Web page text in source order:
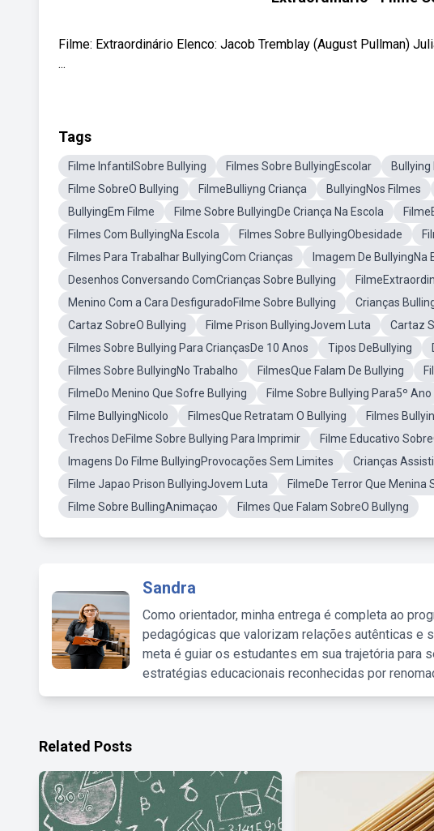
Filme: Extraordinário Elenco: Jacob Tremblay (August Pullman)
...
Tags
Filme InfantilSobre Bullying Filmes Sobre BullyingEscolar Bullying
Filme SobreO Bullying
FilmeBulliyng Criança BullyingNos Filmes
BullyingEm Filme
Filme Sobre BullyingDe Criança Na Escola
Filmes Com BullyingNa Escola
Filmes Sobre BullyingObesidade
Filmes Para Trabalhar BullyingCom Crianças
Imagem De BullyingNa
Desenhos Conversando ComCrianças Sobre Bullying
Menino Com a Cara DesfiguradoFilme Sobre Bullying
Crianças
Cartaz SobreO Bullying
Filme Prison BullyingJovem Luta
Cartaz
Filmes Sobre Bullying Para CriançasDe 10 Anos
Tipos DeBullying
Filmes Sobre BullyingNo Trabalho
FilmesQue Falam De Bullying
FilmeDo Menino Que Sofre Bullying
Filme Sobre Bullying Para5º Ano
Filme BullyingNicolo
FilmesQue Retratam O Bullying
Filmes
Trechos DeFilme Sobre Bullying Para Imprimir
Filme Educativo
Imagens Do Filme BullyingProvocações Sem Limites
Crianças
Filme Japao Prison BullyingJovem Luta
FilmeDe Terror Que Menina
Filme Sobre BullingAnimaçao
Filmes Que Falam SobreO Bullyng
Sandra
Como orientador, minha entrega é completa ao
pedagógicas que valorizam relações autênticas e
meta é guiar os estudantes em sua trajetória para
estratégias educacionais reconhecidas por
Related Posts